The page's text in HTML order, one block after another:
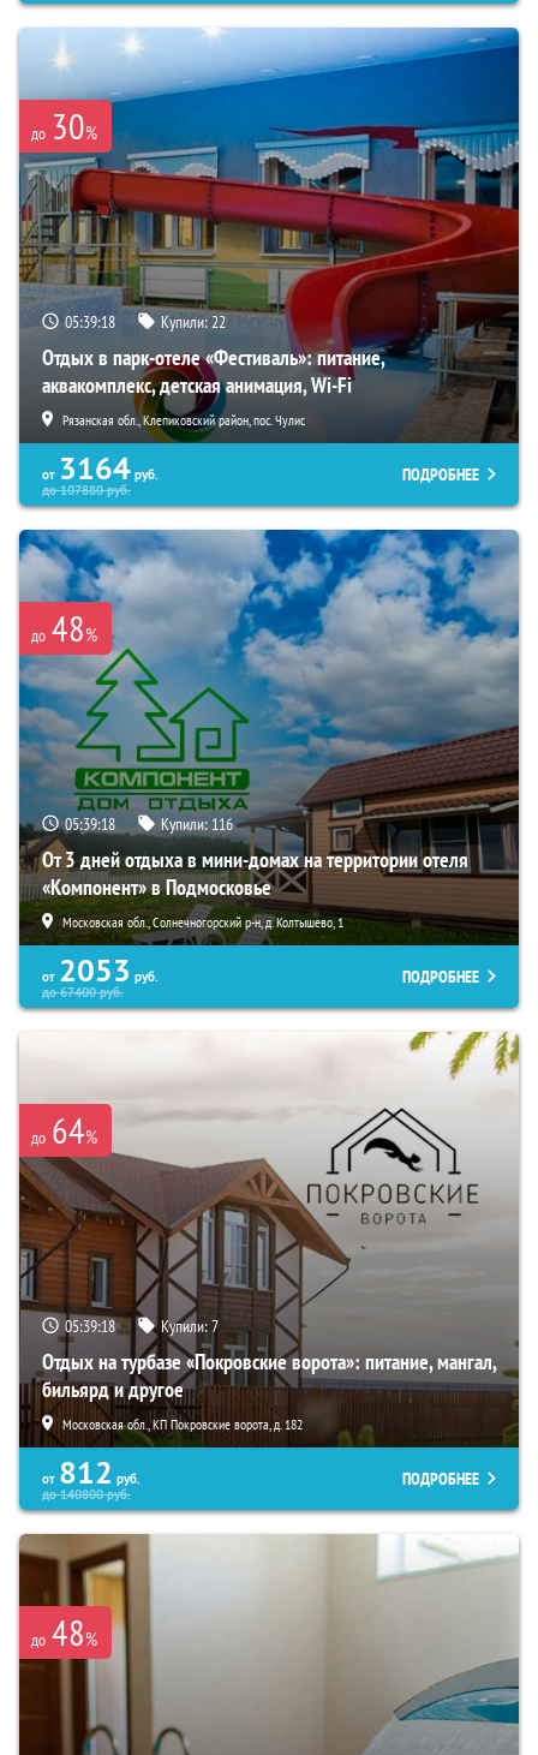
до 30%
05:39:17 Купили:22
Отдых в парк-отеле «Фестиваль»: питание,
аквакомплекс, детская анимация, Wi-Fi
Рязанская обл., Клепиковский район, пос. Чулис
от 3164 руб.
до107880руб.
ПОДРОБНЕЕ
до 48%
05:39:17 Купили: 116
От 3 дней отдыха в мини-домах на территории отеля
«Компонент» в Подмосковье
Московская обл., Солнечногорский р-н, д. Колтышево, 1
от 2053 руб.
до67400руб.
ПОДРОБНЕЕ
до 64%
05:39:17 Купили:7
Отдых на турбазе «Покровские ворота»: питание, мангал,
бильярд и другое
Московская обл., КП Покровские ворота, д. 182
от 812 руб.
до140800руб.
ПОДРОБНЕЕ
до 48%